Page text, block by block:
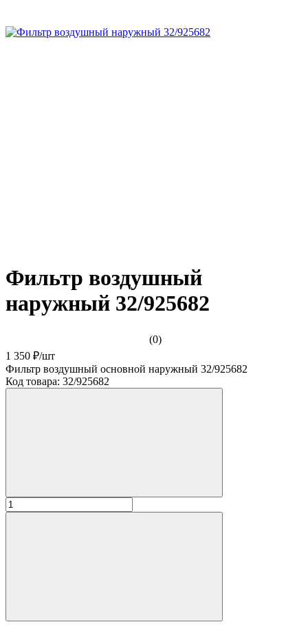
Фильтр воздушный
наружный 32/925682
(0)
1 350 ₽/шт
Фильтр воздушный основной наружный 32/925682
Код товара: 32/925682